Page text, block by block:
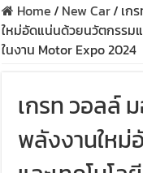
Home/ New Car/ เก
ใหม่อัดแน่นด้วยนวัตกรรม
ในงาน Motor Expo 2024
เกรท วอลล์
พลังงานให